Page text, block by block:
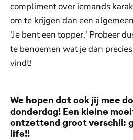
compliment over iemands
om te krijgen dan een
'Je bent een topper.' Probeer
te benoemen wat je dan
vindt!
We hopen dat ook jij mee
donderdag! Een kleine
ontzettend groot verschil:
life!!